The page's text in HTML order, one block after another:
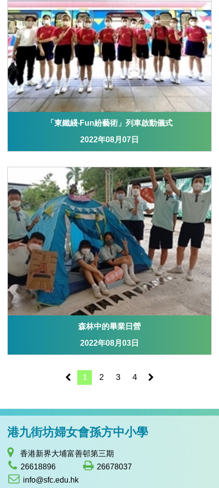
「東鐵綫‧Fun紛藝術」列車啟動儀式
2022年08月07日
森林中的畢業日營
2022年08月03日
1 2 3 4
港九街坊婦女會孫方中小學
香港新界大埔富善邨第三期
26618896
26678037
info@sfc.edu.hk